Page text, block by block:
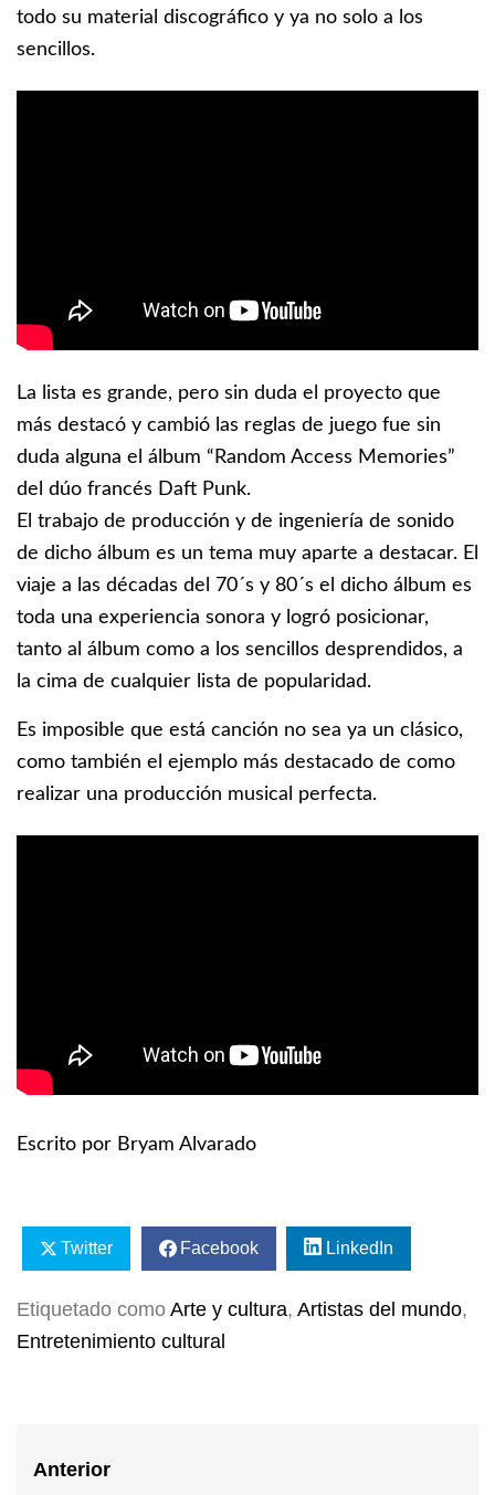
todo su material discográfico y ya no solo a los
sencillos.
La lista es grande, pero sin duda el proyecto que
más destacó y cambió las reglas de juego fue sin
duda alguna el álbum “Random Access Memories”
del dúo francés Daft Punk.
El trabajo de producción y de ingeniería de sonido
de dicho álbum es un tema muy aparte a destacar. El
viaje a las décadas del 70´s y 80´s el dicho álbum es
toda una experiencia sonora y logró posicionar,
tanto al álbum como a los sencillos desprendidos, a
la cima de cualquier lista de popularidad.
Es imposible que está canción no sea ya un clásico,
como también el ejemplo más destacado de como
realizar una producción musical perfecta.
Escrito por Bryam Alvarado
Twitter Facebook LinkedIn
Etiquetado como Arte y cultura, Artistas del mundo,
Entretenimiento cultural
Navegación
Anterior